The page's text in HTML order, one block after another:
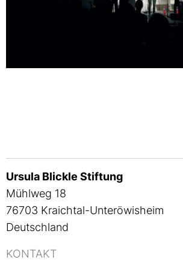
Ursula Blickle Stiftung
Mühlweg 18
76703 Kraichtal-Unteröwisheim
Deutschland
KONTAKT